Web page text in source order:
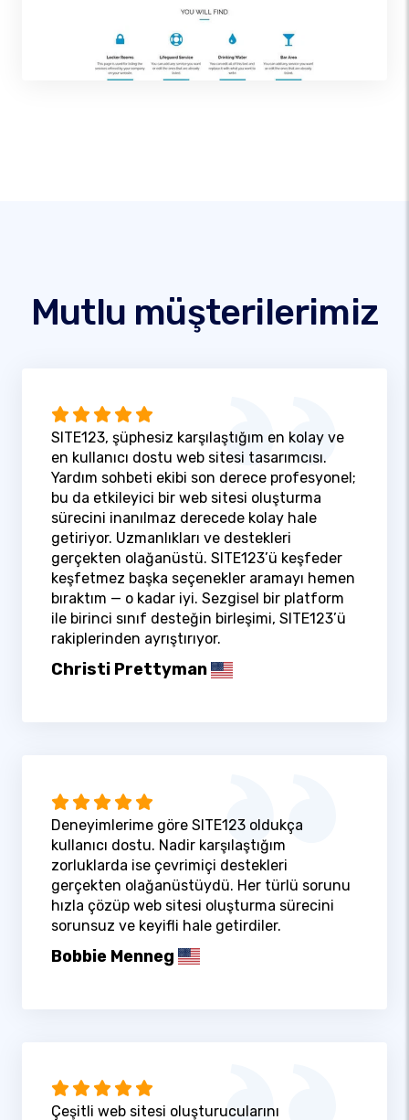
Mutlu müşterilerimiz
SITE123, şüphesiz karşılaştığım en kolay ve
en kullanıcı dostu web sitesi tasarımcısı.
Yardım sohbeti ekibi son derece profesyonel;
bu da etkileyici bir web sitesi oluşturma
sürecini inanılmaz derecede kolay hale
getiriyor. Uzmanlıkları ve destekleri
gerçekten olağanüstü. SITE123’ü keşfeder
keşfetmez başka seçenekler aramayı hemen
bıraktım — o kadar iyi. Sezgisel bir platform
ile birinci sınıf desteğin birleşimi, SITE123’ü
rakiplerinden ayrıştırıyor.
Christi Prettyman
Deneyimlerime göre SITE123 oldukça
kullanıcı dostu. Nadir karşılaştığım
zorluklarda ise çevrimiçi destekleri
gerçekten olağanüstüydü. Her türlü sorunu
hızla çözüp web sitesi oluşturma sürecini
sorunsuz ve keyifli hale getirdiler.
Bobbie Menneg
Çeşitli web sitesi oluşturucularını